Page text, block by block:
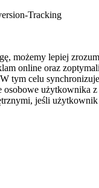
Tracking
możemy lepiej
online oraz
tym celu
osobowe użytkownika z
jeśli